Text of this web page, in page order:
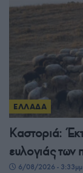
ΕΛΛΑΔΑ
Καστοριά:
ευλογιάς των
6/08/2026 - 3:33μμ